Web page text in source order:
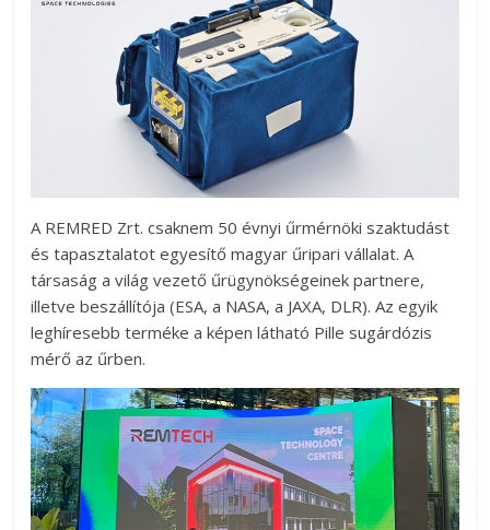
A REMRED Zrt. csaknem 50 évnyi űrmérnöki szaktudást
és tapasztalatot egyesítő magyar űripari vállalat. A
társaság a világ vezető űrügynökségeinek partnere,
illetve beszállítója (ESA, a NASA, a JAXA, DLR). Az egyik
leghíresebb terméke a képen látható Pille sugárdózis
mérő az űrben.